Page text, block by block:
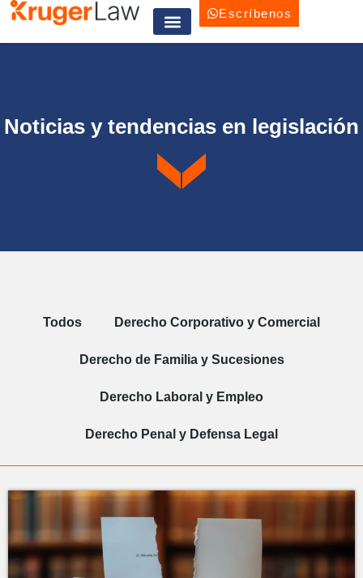
Escríbenos
Noticias y tendencias en legislación
Todos Derecho Corporativo y Comercial
Derecho de Familia y Sucesiones
Derecho Laboral y Empleo
Derecho Penal y Defensa Legal